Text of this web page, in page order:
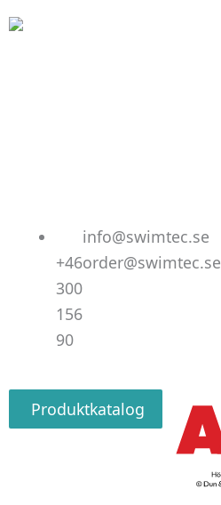
+46
300
156
90
info@swimtec.se
order@swimtec.se
Produktkatalog